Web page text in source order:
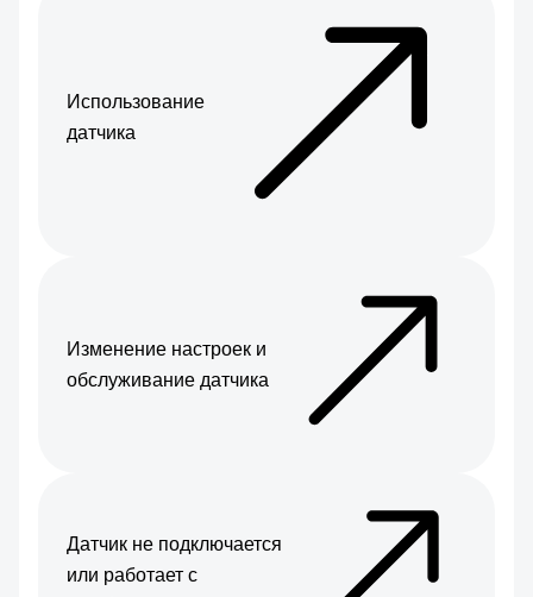
Использование
датчика
Изменение настроек и
обслуживание датчика
Датчик не подключается
или работает с